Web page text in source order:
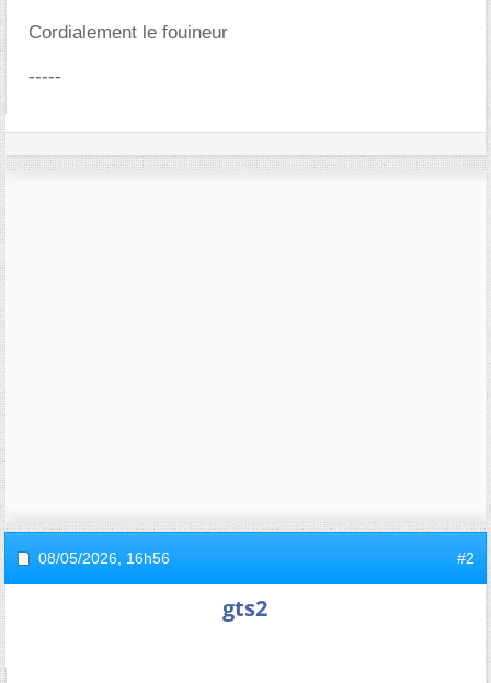
Cordialement le fouineur
-----
08/05/2026, 16h56 #2
gts2